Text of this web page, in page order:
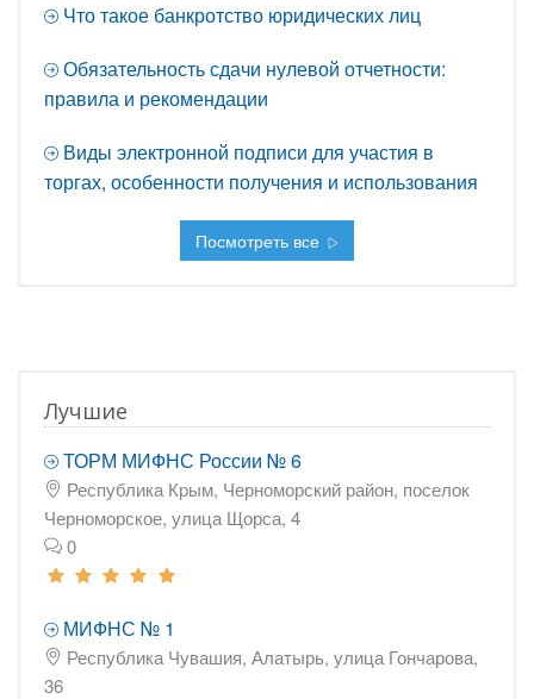
Что такое банкротство юридических лиц
Обязательность сдачи нулевой отчетности:
правила и рекомендации
Виды электронной подписи для участия в
торгах, особенности получения и использования
Посмотреть все
Лучшие
ТОРМ МИФНС России № 6
Республика Крым, Черноморский район, поселок
Черноморское, улица Щорса, 4
0
МИФНС № 1
Республика Чувашия, Алатырь, улица Гончарова,
36